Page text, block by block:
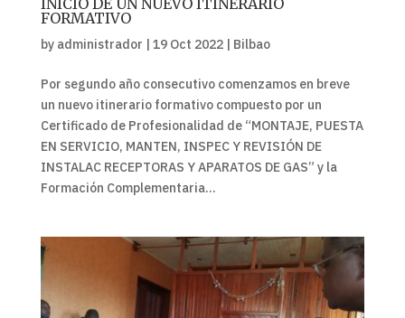
INICIO DE UN NUEVO ITINERARIO
FORMATIVO
by administrador | 19 Oct 2022| Bilbao
Por segundo año consecutivo comenzamos en breve
un nuevo itinerario formativo compuesto por un
Certificado de Profesionalidad de “MONTAJE, PUESTA
EN SERVICIO, MANTEN, INSPEC Y REVISIÓN DE
INSTALAC RECEPTORAS Y APARATOS DE GAS” y la
Formación Complementaria...